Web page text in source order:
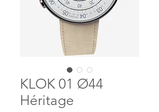
KLOK 01 Ø44
Héritage